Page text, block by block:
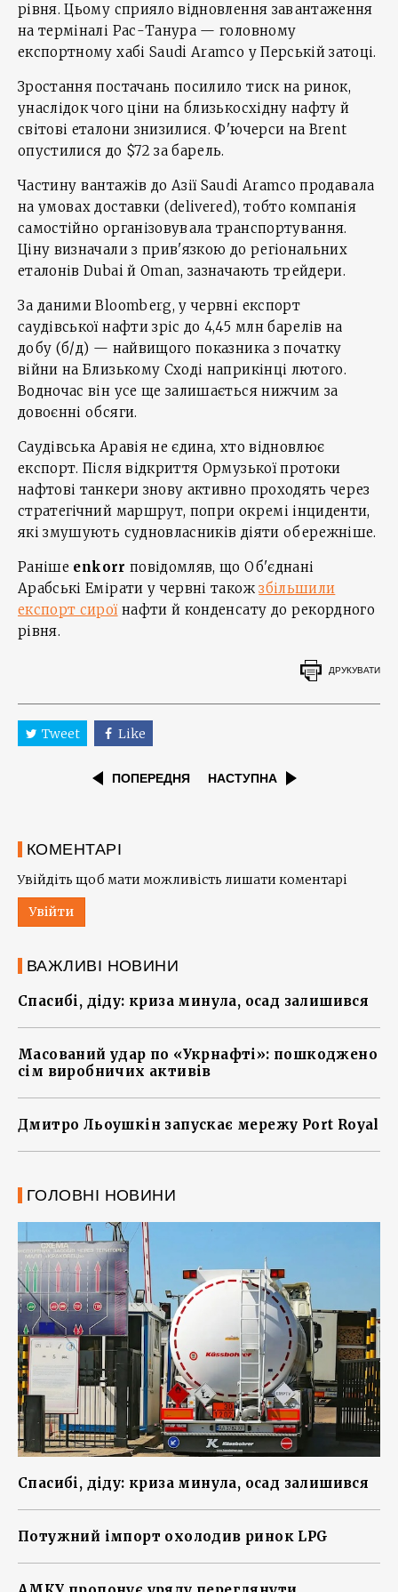
рівня. Цьому сприяло відновлення завантаження
на терміналі Рас-Танура — головному
експортному хабі Saudi Aramco у Перській затоці.
Зростання постачань посилило тиск на ринок,
унаслідок чого ціни на близькосхідну нафту й
світові еталони знизилися. Ф'ючерси на Brent
опустилися до $72 за барель.
Частину вантажів до Азії Saudi Aramco продавала
на умовах доставки (delivered), тобто компанія
самостійно організовувала транспортування.
Ціну визначали з прив'язкою до регіональних
еталонів Dubai й Oman, зазначають трейдери.
За даними Bloomberg, у червні експорт
саудівської нафти зріс до 4,45 млн барелів на
добу (б/д) — найвищого показника з початку
війни на Близькому Сході наприкінці лютого.
Водночас він усе ще залишається нижчим за
довоєнні обсяги.
Саудівська Аравія не єдина, хто відновлює
експорт. Після відкриття Ормузької протоки
нафтові танкери знову активно проходять через
стратегічний маршрут, попри окремі інциденти,
які змушують судновласників діяти обережніше.
Раніше enkorr повідомляв, що Об'єднані
Арабські Емірати у червні такожзбільшили
експорт сирої нафти й конденсату до рекордного
рівня.
ДРУКУВАТИ
Tweet Like
ПОПЕРЕДНЯ НАСТУПНА
КОМЕНТАРІ
Увійдіть щоб мати можливість лишати коментарі
Увійти
ВАЖЛИВІ НОВИНИ
Спасибі, діду: криза минула, осад залишився
Масований удар по «Укрнафті»: пошкоджено
сім виробничих активів
Дмитро Льоушкін запускає мережу Port Royal
ГОЛОВНІ НОВИНИ
Спасибі, діду: криза минула, осад залишився
Потужний імпорт охолодив ринок LPG